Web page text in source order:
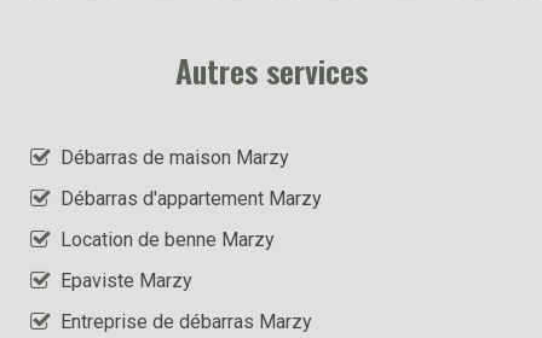
Autres services
Débarras de maison Marzy
Débarras d'appartement Marzy
Location de benne Marzy
Epaviste Marzy
Entreprise de débarras Marzy